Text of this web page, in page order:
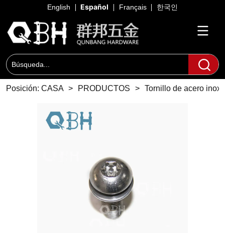
English Español Français 한국인
Posición: CASA > PRODUCTOS > Tornillo de acero